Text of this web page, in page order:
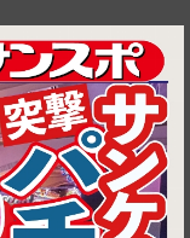
すう+】